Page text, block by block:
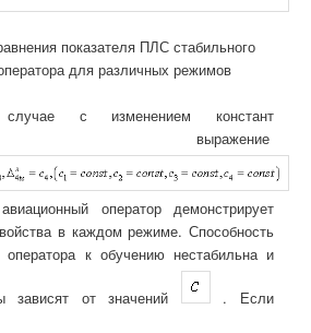
показателя ПЛС стабильного
для различных режимов
с изменением констант
выражение
оператор демонстрирует
в каждом режиме. Способность
оператора к обучению нестабильна и
зависят от значений . Если